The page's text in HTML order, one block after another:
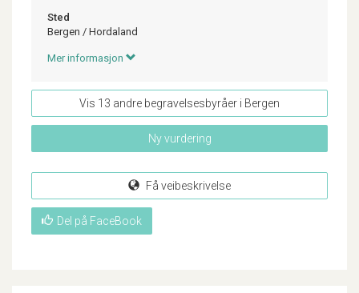
Sted
Bergen / Hordaland
Mer informasjon
Vis 13 andre begravelsesbyråer i Bergen
Ny vurdering
Få veibeskrivelse
Del på FaceBook